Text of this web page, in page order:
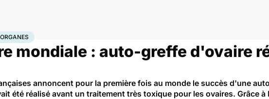
CancerGreffes, don d'organes
mondiale : auto-greffe d'ovaire
annoncent pour la première fois au monde le succès d'une
été réalisé avant un traitement très toxique pour les ovaires. Grâce